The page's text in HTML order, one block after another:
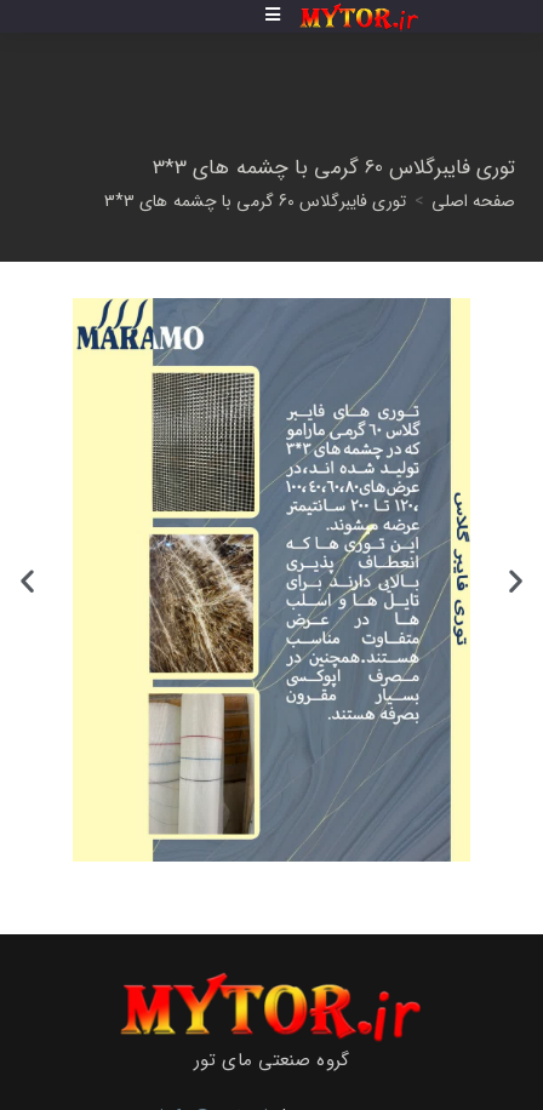
توری فایبرگلاس 60 گرمی با چشمه های 3*3
صفحه اصلی > توری فایبرگلاس 60 گرمی با چشمه های 3*3
گروه صنعتی مای تور